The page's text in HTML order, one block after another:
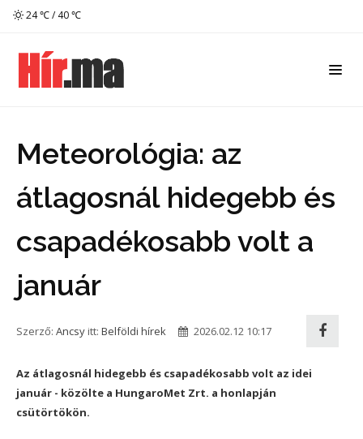
24 ℃ / 40 ℃
Meteorológia: az
átlagosnál hidegebb és
csapadékosabb volt a
január
Szerző: Ancsy itt: Belföldi hírek 2026.02.12 10:17
Az átlagosnál hidegebb és csapadékosabb volt az idei
január - közölte a HungaroMet Zrt. a honlapján
csütörtökön.